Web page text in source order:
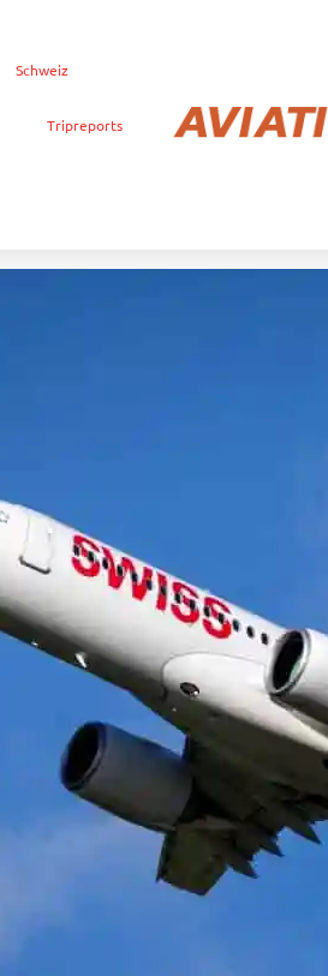
Schweiz
Tripreports